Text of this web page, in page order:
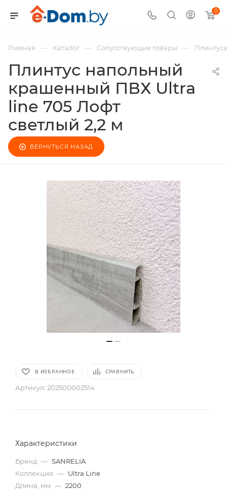
0
Главная — Каталог — Сопутствующие товары — Плинтуса
Плинтус напольный
крашенный ПВХ Ultra
line 705 Лофт
светлый 2,2 м
ВЕРНУТЬСЯ НАЗАД
В ИЗБРАННОЕ СРАВНИТЬ
Артикул: 202500002514
Характеристики
Бренд — SANRELIA
Коллекция — Ultra Line
Длина, мм — 2200